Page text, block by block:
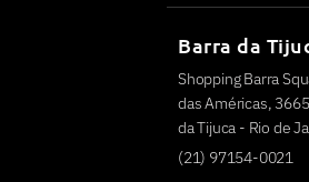
Barra da
Shopping Barra
das Américas,
da Tijuca - Rio de
(21) 97154-0021